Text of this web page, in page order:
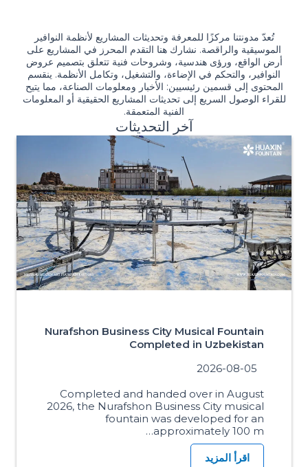
تُعدّ مدونتنا مركزًا للمعرفة وتحديثات المشاريع لأنظمة النوافير
الموسيقية والراقصة. نشارك هنا التقدم المحرز في المشاريع على
أرض الواقع، ورؤى هندسية، وشروحات فنية تتعلق بتصميم عروض
النوافير، والتحكم في الإضاءة، والتشغيل، وتكامل الأنظمة. ينقسم
المحتوى إلى قسمين رئيسيين: الأخبار ومعلومات الصناعة، مما يتيح
للقراء الوصول السريع إلى تحديثات المشاريع الحقيقية أو المعلومات
الفنية المتعمقة.
آخر التحديثات
Nurafshon Business City Musical Fountain
Completed in Uzbekistan
2026-08-05
Completed and handed over in August
2026, the Nurafshon Business City musical
fountain was developed for an
approximately 100 m…
اقرأ المزيد